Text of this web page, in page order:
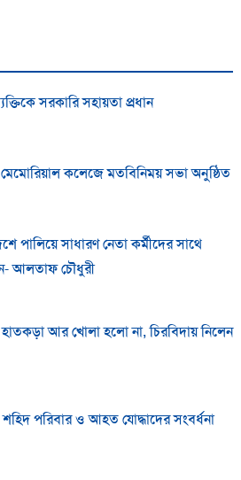
সরকারি সহায়তা প্রধান
কলেজে মতবিনিময় সভা অনুষ্ঠিত
পালিয়ে সাধারণ নেতা কর্মীদের সাথে
আলতাফ চৌধুরী
আর খোলা হলো না, চিরবিদায় নিলেন
শহিদ পরিবার ও আহত যোদ্ধাদের সংবর্ধনা